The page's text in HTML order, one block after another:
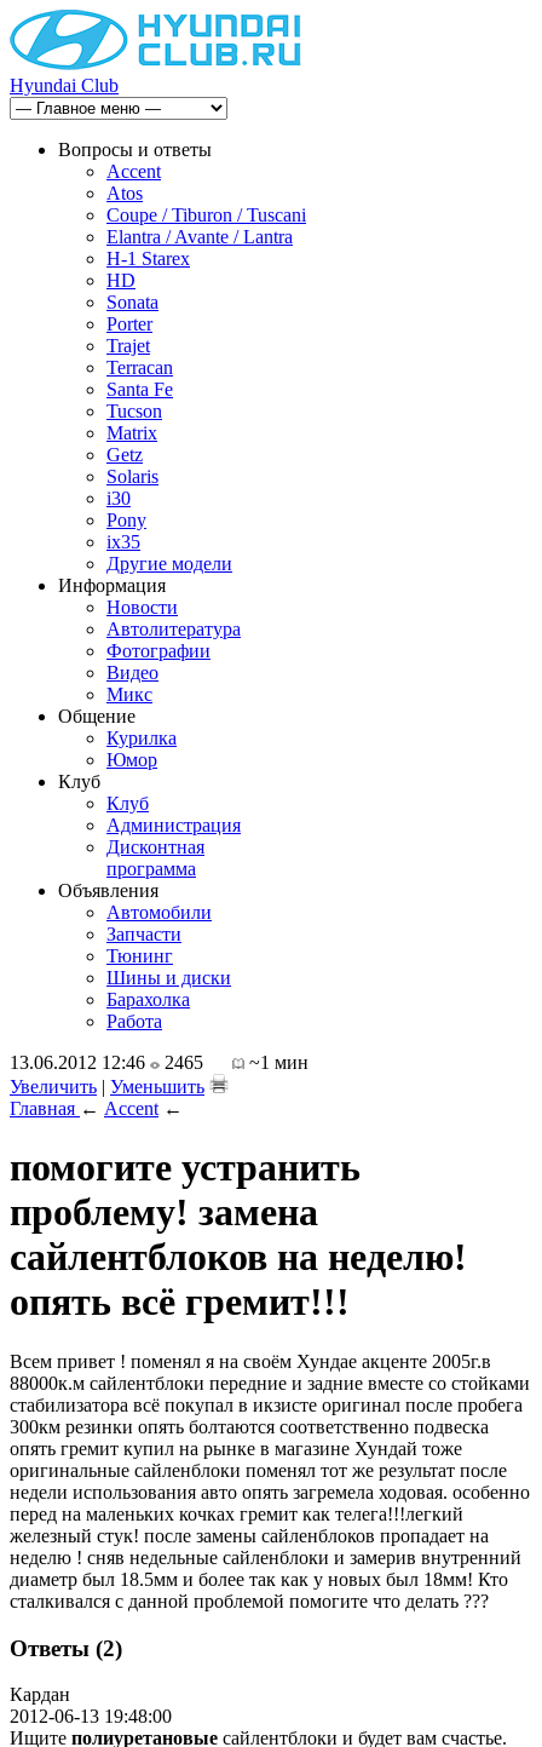
Hyundai Club
Вопросы и ответы
Accent
Atos
Coupe / Tiburon / Tuscani
Elantra / Avante / Lantra
H-1 Starex
HD
Sonata
Porter
Trajet
Terracan
Santa Fe
Tucson
Matrix
Getz
Solaris
i30
Pony
ix35
Другие модели
Информация
Новости
Автолитература
Фотографии
Видео
Микс
Общение
Курилка
Юмор
Клуб
Клуб
Администрация
Дисконтная
программа
Объявления
Автомобили
Запчасти
Тюнинг
Шины и диски
Барахолка
Работа
13.06.2012 12:46
2465
~1 мин
Увеличить | Уменьшить
Главная ← Accent ←
помогите устранить
проблему! замена
сайлентблоков на неделю!
опять всё гремит!!!
Всем привет ! поменял я на своём Хундае акценте 2005г.в
88000к.м сайлентблоки передние и задние вместе со стойками
стабилизатора всё покупал в икзисте оригинал после пробега
300км резинки опять болтаются соответственно подвеска
опять гремит купил на рынке в магазине Хундай тоже
оригинальные сайленблоки поменял тот же результат после
недели использования авто опять загремела ходовая. особенно
перед на маленьких кочках гремит как телега!!!легкий
железный стук! после замены сайленблоков пропадает на
неделю ! сняв недельные сайленблоки и замерив внутренний
диаметр был 18.5мм и более так как у новых был 18мм! Кто
сталкивался с данной проблемой помогите что делать ???
Ответы (2)
Кардан
2012-06-13 19:48:00
Ищите полиуретановые сайлентблоки и будет вам счастье.